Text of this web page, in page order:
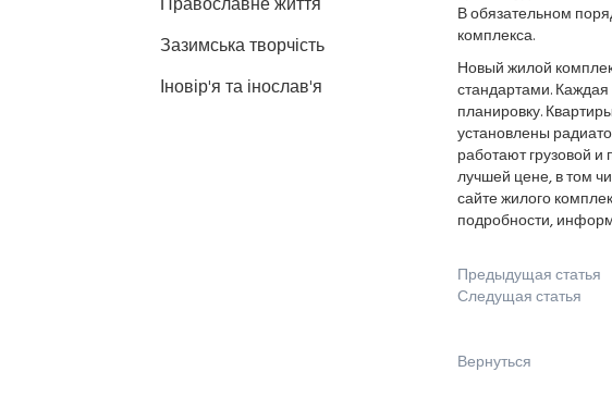
В обязательном
комплекса.
Новый жилой
стандартами.
планировку.
установлены
работают грузовой
лучшей цене, в том
сайте жилого
подробности,
Предыдущая статья
Следущая статья
Вернуться
Зазимська творчість
Іновір'я та інослав'я